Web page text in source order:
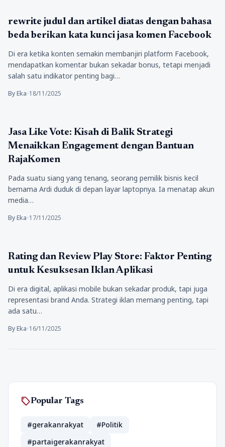
aplikasi
rewrite judul dan artikel diatas dengan bahasa
beda berikan kata kunci jasa komen Facebook
Di era ketika konten semakin membanjiri platform Facebook,
mendapatkan komentar bukan sekadar bonus, tetapi menjadi
salah satu indikator penting bagi…
By Eka•18/11/2025
aplikasi
Jasa Like Vote: Kisah di Balik Strategi
Menaikkan Engagement dengan Bantuan
RajaKomen
Pada suatu siang yang tenang, seorang pemilik bisnis kecil
bernama Ardi duduk di depan layar laptopnya. Ia menatap akun
media…
By Eka•17/11/2025
aplikasi
Rating dan Review Play Store: Faktor Penting
untuk Kesuksesan Iklan Aplikasi
Di era digital, aplikasi mobile bukan sekadar produk, tapi juga
representasi brand Anda. Strategi iklan memang penting, tapi
ada satu…
By Eka•16/11/2025
sellPopular Tags
#gerakanrakyat
#Politik
#partaigerakanrakyat